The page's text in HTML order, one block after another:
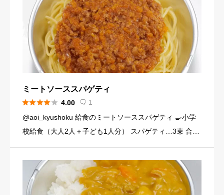
ミートソーススパゲティ
 4.00  1
@aoi_kyushoku 給食のミートソーススパゲティ 🍳小学
校給食（大人2人＋子ども1人分） スパゲティ…3束 合い
（120g） にんにくチューブ…少々（1 […]